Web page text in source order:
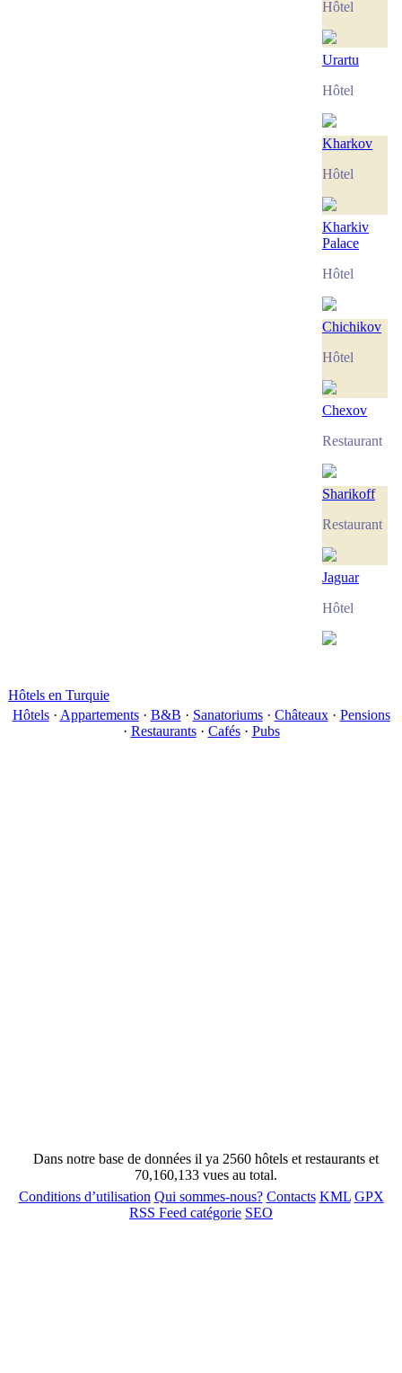
Hôtel
Urartu
Hôtel
Kharkov
Hôtel
Kharkiv
Palace
Hôtel
Chichikov
Hôtel
Chexov
Restaurant
Sharikoff
Restaurant
Jaguar
Hôtel
Hôtels en Turquie
Hôtels· Appartements· B&B · Sanatoriums· Châteaux· Pensions
· Restaurants· Cafés· Pubs
Dans notre base de données il ya 2560 hôtels et restaurants et
70,160,133 vues au total.
Conditions d’utilisation Qui sommes-nous? Contacts KML GPX
RSS Feed catégorie SEO